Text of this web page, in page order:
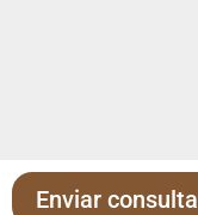
Enviar consulta